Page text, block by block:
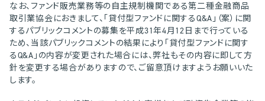
なお、ファンド販売業務等の自主規制機関である第二種金融商品
取引業協会におきまして、「貸付型ファンドに関するQ&A」（案）に関
するパブリックコメントの募集を平成31年4月12日まで行っている
ため、当該パブリックコメントの結果により「貸付型ファンドに関す
るQ&A」の内容が変更された場合には、弊社もその内容に即して方
針を変更する場合がありますので、ご留意頂けますようお願いいた
します。